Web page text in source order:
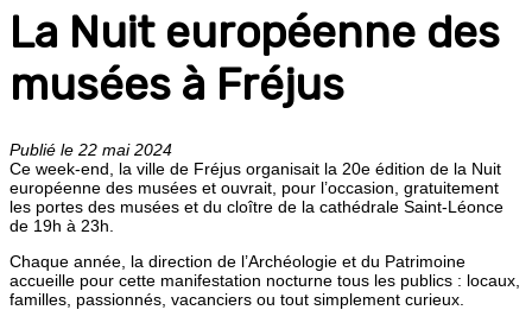
La Nuit européenne des
musées à Fréjus
Publié le 22 mai 2024
Ce week-end, la ville de Fréjus organisait la 20e édition de la Nuit
européenne des musées et ouvrait, pour l’occasion, gratuitement
les portes des musées et du cloître de la cathédrale Saint-Léonce
de 19h à 23h.
Chaque année, la direction de l’Archéologie et du Patrimoine
accueille pour cette manifestation nocturne tous les publics : locaux,
familles, passionnés, vacanciers ou tout simplement curieux.